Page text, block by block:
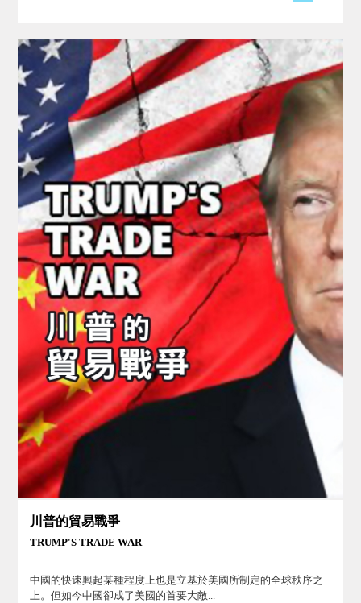
川普的貿易戰爭
TRUMP'S TRADE WAR
中國的快速興起某種程度上也是立基於美國所制定的全球秩序之
上。但如今中國卻成了美國的首要大敵...